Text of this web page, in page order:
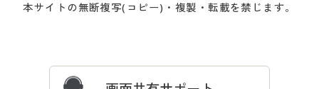
プレゼント＆キャンペーン サイトマップ
ついて
忘れの場合
本サイトの無断複写(コピー)・複製・転載を禁じます。